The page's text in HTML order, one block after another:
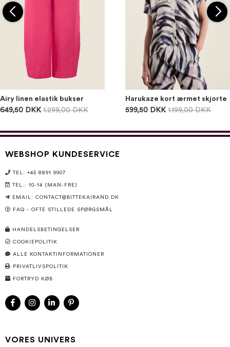
Airy linen elastik bukser
649,50 DKK 1.299,00 DKK
Harukaze kort ærmet skjorte
599,50 DKK 1.199,00 DKK
WEBSHOP KUNDESERVICE
TEL: +45 8891 9907
TEL.: 10-14 (MAN-FRE)
EMAIL: CONTACT@BITTEKAIRAND.DK
FAQ - OFTE STILLEDE SPØRGSMÅL
HANDELSBETINGELSER
COOKIEPOLITIK
ALLE KONTAKTINFORMATIONER
PRIVATLIVSPOLITIK
FORTRYD KØB
VORES UNIVERS